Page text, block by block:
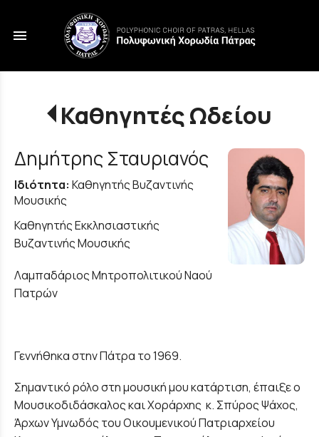
menu
Καθηγητές Ωδείου
Δημήτρης Σταυριανός
Ιδιότητα: Καθηγητής Βυζαντινής
Μουσικής
Καθηγητής Εκκλησιαστικής
Βυζαντινής Μουσικής
Λαμπαδάριος Μητροπολιτικού Ναού
Πατρών
Γεννήθηκα στην Πάτρα το 1969.
Σημαντικό ρόλο στη μουσική μου κατάρτιση, έπαιξε ο
Μουσικοδιδάσκαλος και Χοράρχης κ. Σπύρος Ψάχος,
Άρχων Υμνωδός του Οικουμενικού Πατριαρχείου